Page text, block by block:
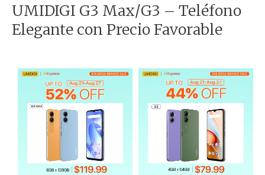
UMIDIGI G3 Max/G3 – Teléfono
Elegante con Precio Favorable